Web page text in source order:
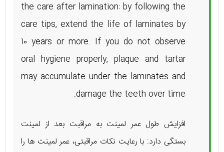
the care after lamination: by following the
care tips, extend the life of laminates by
10 years or more. If you do not observe
oral hygiene properly, plaque and tartar
may accumulate under the laminates and
damage the teeth over time.
افزایش طول عمر لمینت به مراقبت بعد از لمینت
بستگی دارد: با رعایت نکات مراقبتی، عمر لمینت ها را